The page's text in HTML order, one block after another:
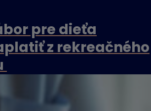
pre dieťa
z rekreačného